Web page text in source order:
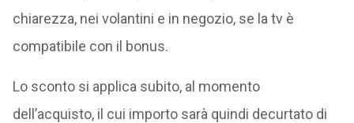
chiarezza, nei volantini e in negozio, se la tv è
compatibile con il bonus.
Lo sconto si applica subito, al momento
dell’acquisto, il cui importo sarà quindi decurtato di